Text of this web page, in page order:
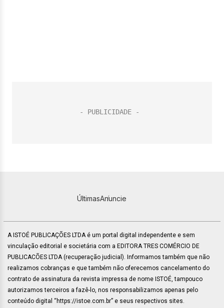
ÚltimasAnuncie
A ISTOÉ PUBLICAÇÕES LTDA é um portal digital independente e sem
vinculação editorial e societária com a EDITORA TRES COMÉRCIO DE
PUBLICACÕES LTDA (recuperação judicial). Informamos também que não
realizamos cobranças e que também não oferecemos cancelamento do
contrato de assinatura da revista impressa de nome ISTOÉ, tampouco
autorizamos terceiros a fazê-lo, nos responsabilizamos apenas pelo
conteúdo digital “https://istoe.com.br” e seus respectivos sites.